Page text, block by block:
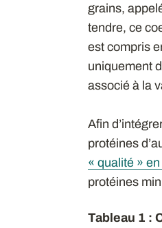
grains,
tendre, ce
est compris
uniquement
associé à la
Afin
protéines
« qualité »
protéines
Tableau 1 :